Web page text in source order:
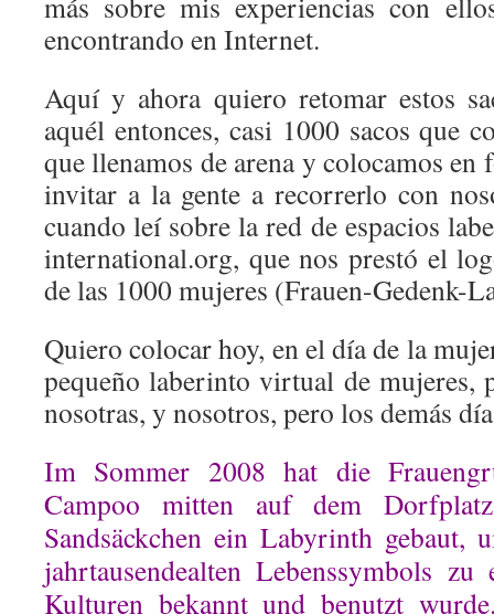
encontrando en Internet.
Aquí y ahora quiero retomar estos
aquél entonces, casi 1000 sacos que
que llenamos de arena y colocamos
invitar a la gente a recorrerlo con
cuando leí sobre la red de espacios
international.org, que nos prestó el
de las 1000 mujeres (Frauen-Gedenk-
Quiero colocar hoy, en el día de la
pequeño laberinto virtual de mujeres,
nosotras, y nosotros, pero los demás
Im Sommer 2008 hat die
Campoo mitten auf dem
Sandsäckchen ein Labyrinth gebaut,
jahrtausendealten Lebenssymbols
Kulturen bekannt und benutzt